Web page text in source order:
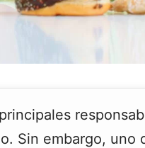
Sin embargo, uno